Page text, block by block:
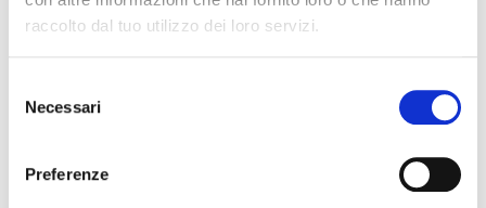
raccolto dal tuo utilizzo dei loro servizi.
delNecessari
Preferenze
Nel caso del centralino, il personale è preparato
chiamate ai reparti appropriati. La
fondamentale per garantire un’esperienza